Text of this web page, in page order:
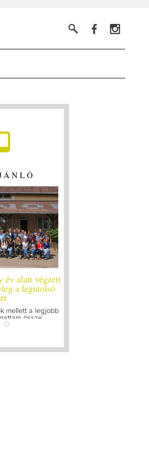
Így lesz valaki egy év alatt végzett
borász #25
lázasan készülünk az utolsó...